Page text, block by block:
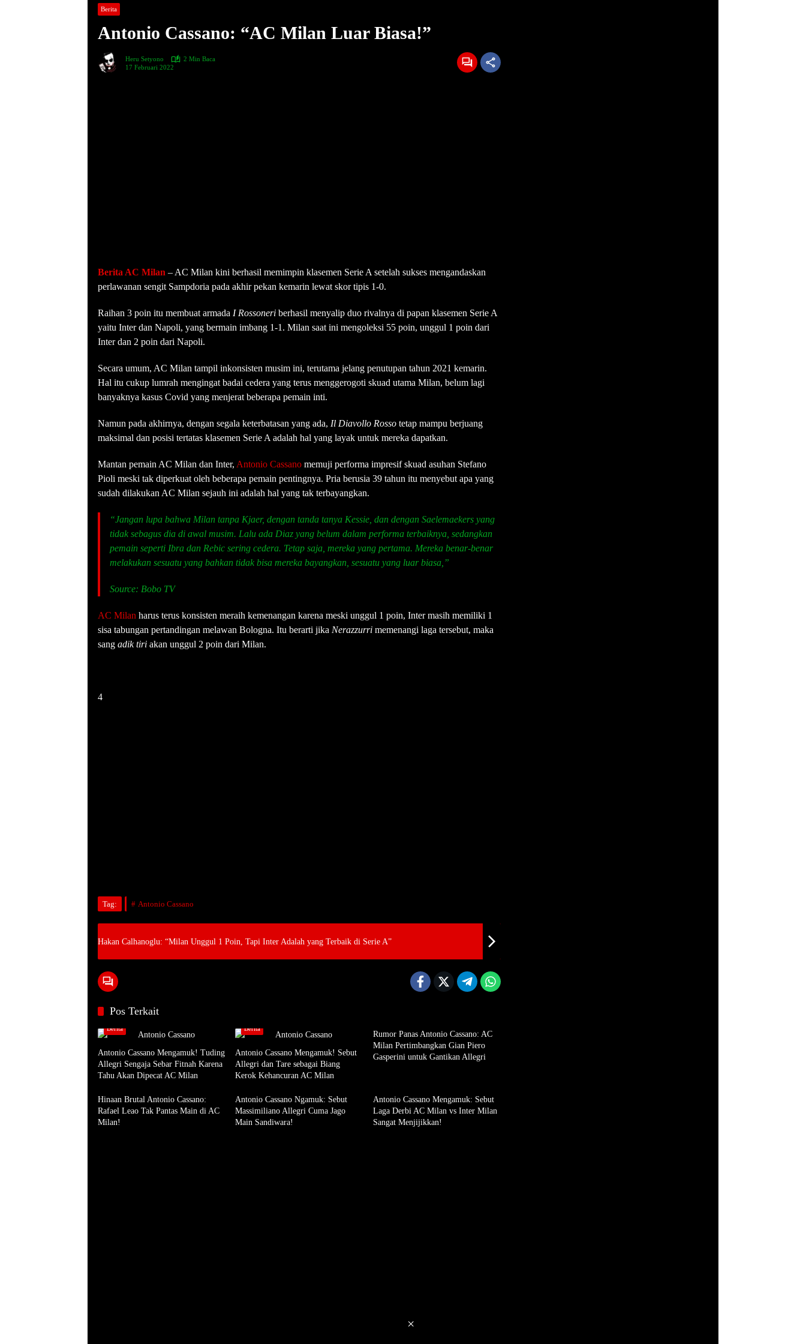
Berita
Antonio Cassano: “AC Milan Luar Biasa!”
Heru Setyono
2 Min Baca
17 Februari 2022
Berita AC Milan – AC Milan kini berhasil memimpin klasemen Serie A setelah sukses mengandaskan
perlawanan sengit Sampdoria pada akhir pekan kemarin lewat skor tipis 1-0.
Raihan 3 poin itu membuat armada I Rossoneri berhasil menyalip duo rivalnya di papan klasemen Serie A
yaitu Inter dan Napoli, yang bermain imbang 1-1. Milan saat ini mengoleksi 55 poin, unggul 1 poin dari
Inter dan 2 poin dari Napoli.
Secara umum, AC Milan tampil inkonsisten musim ini, terutama jelang penutupan tahun 2021 kemarin.
Hal itu cukup lumrah mengingat badai cedera yang terus menggerogoti skuad utama Milan, belum lagi
banyaknya kasus Covid yang menjerat beberapa pemain inti.
Namun pada akhirnya, dengan segala keterbatasan yang ada, Il Diavollo Rosso tetap mampu berjuang
maksimal dan posisi tertatas klasemen Serie A adalah hal yang layak untuk mereka dapatkan.
Mantan pemain AC Milan dan Inter, Antonio Cassano memuji performa impresif skuad asuhan Stefano
Pioli meski tak diperkuat oleh beberapa pemain pentingnya. Pria berusia 39 tahun itu menyebut apa yang
sudah dilakukan AC Milan sejauh ini adalah hal yang tak terbayangkan.
“Jangan lupa bahwa Milan tanpa Kjaer, dengan tanda tanya Kessie, dan dengan Saelemaekers yang
tidak sebagus dia di awal musim. Lalu ada Diaz yang belum dalam performa terbaiknya, sedangkan
pemain seperti Ibra dan Rebic sering cedera. Tetap saja, mereka yang pertama. Mereka benar-benar
melakukan sesuatu yang bahkan tidak bisa mereka bayangkan, sesuatu yang luar biasa,”
Source: Bobo TV
AC Milan harus terus konsisten meraih kemenangan karena meski unggul 1 poin, Inter masih memiliki 1
sisa tabungan pertandingan melawan Bologna. Itu berarti jika Nerazzurri memenangi laga tersebut, maka
sang adik tiri akan unggul 2 poin dari Milan.
4
Tag: Antonio Cassano
Hakan Calhanoglu: “Milan Unggul 1 Poin, Tapi Inter Adalah yang Terbaik di Serie A”
Pos Terkait
Berita
Antonio Cassano Mengamuk! Tuding
Allegri Sengaja Sebar Fitnah Karena
Tahu Akan Dipecat AC Milan
Berita
Antonio Cassano Mengamuk! Sebut
Allegri dan Tare sebagai Biang
Kerok Kehancuran AC Milan
Rumor Panas Antonio Cassano: AC
Milan Pertimbangkan Gian Piero
Gasperini untuk Gantikan Allegri
Hinaan Brutal Antonio Cassano:
Rafael Leao Tak Pantas Main di AC
Milan!
Antonio Cassano Ngamuk: Sebut
Massimiliano Allegri Cuma Jago
Main Sandiwara!
Antonio Cassano Mengamuk: Sebut
Laga Derbi AC Milan vs Inter Milan
Sangat Menjijikkan!
×